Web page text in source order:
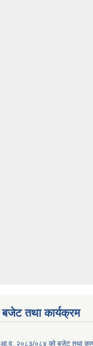
बजेट तथा कार्यक्रम
आ.व. २०८३/०८४ को बजेट तथा